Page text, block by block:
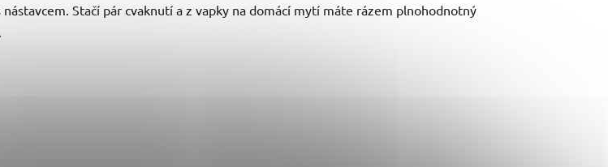
Stačí pár cvaknutí a z vapky na domácí mytí máte rázem plnohodnotný